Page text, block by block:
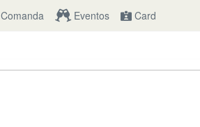
Comanda Eventos Card